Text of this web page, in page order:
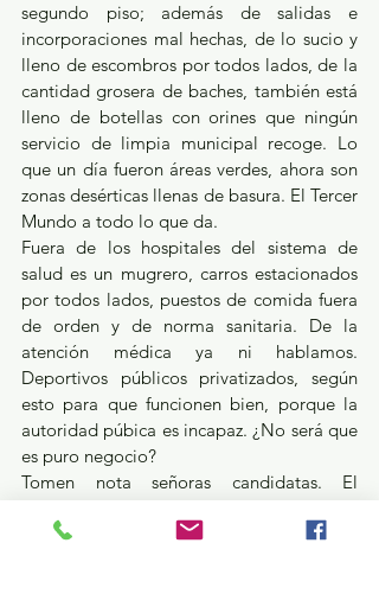
segundo piso; además de salidas e
incorporaciones mal hechas, de lo sucio y
lleno de escombros por todos lados, de la
cantidad grosera de baches, también está
lleno de botellas con orines que ningún
servicio de limpia municipal recoge. Lo
que un día fueron áreas verdes, ahora son
zonas desérticas llenas de basura. El Tercer
Mundo a todo lo que da.
Fuera de los hospitales del sistema de
salud es un mugrero, carros estacionados
por todos lados, puestos de comida fuera
de orden y de norma sanitaria. De la
atención médica ya ni hablamos.
Deportivos públicos privatizados, según
esto para que funcionen bien, porque la
autoridad púbica es incapaz. ¿No será que
es puro negocio?
Tomen nota señoras candidatas. El
una vez en el gobierno, quiere ver